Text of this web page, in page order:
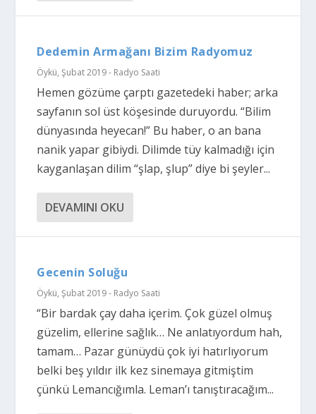
Dedemin Armağanı Bizim Radyomuz
Öykü,Şubat 2019 - Radyo Saati
Hemen gözüme çarptı gazetedeki haber; arka
sayfanın sol üst köşesinde duruyordu. “Bilim
dünyasında heyecan!” Bu haber, o an bana
nanik yapar gibiydi. Dilimde tüy kalmadığı için
kayganlaşan dilim “şlap, şlup” diye bi şeyler...
DEVAMINI OKU
Gecenin Soluğu
Öykü,Şubat 2019 - Radyo Saati
“Bir bardak çay daha içerim. Çok güzel olmuş
güzelim, ellerine sağlık… Ne anlatıyordum hah,
tamam… Pazar günüydü çok iyi hatırlıyorum
belki beş yıldır ilk kez sinemaya gitmiştim
çünkü Lemancığımla. Leman’ı tanıştıracağım...